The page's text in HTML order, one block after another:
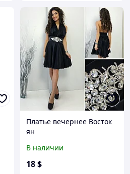
Платье вечернее Восток
ян
В наличии
18$